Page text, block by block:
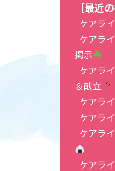
［最近
ケアラ
ケアラ
掲示
ケアラ
＆献立
ケアラ
ケアラ
ケアラ
ケアラ